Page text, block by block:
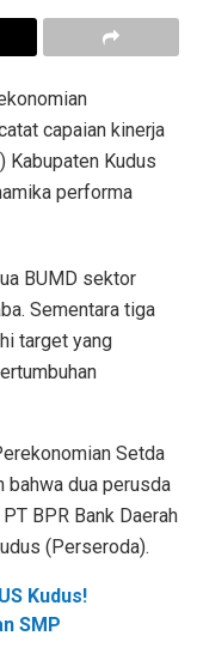
capaian kinerja
Kabupaten Kudus
performa
BUMD sektor
Sementara tiga
target yang
Setda
bahwa dua perusda
BPR Bank Daerah
(Perseroda).
Kudus!
SMP